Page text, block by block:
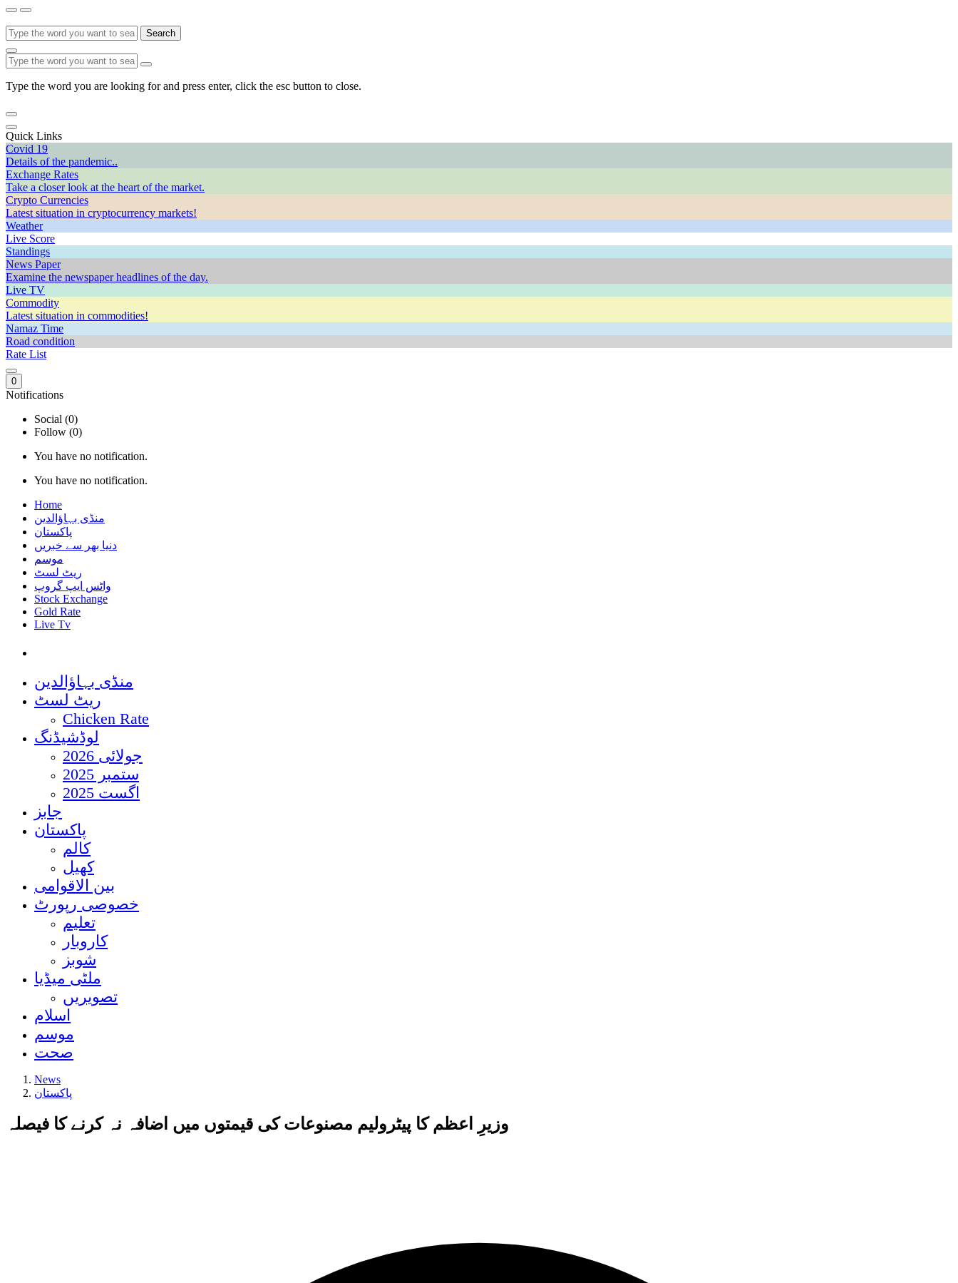
Search
Type the word you are looking for and press enter, click the esc button to close.
Quick Links
Covid 19
Details of the pandemic..
Exchange Rates
Take a closer look at the heart of the market.
Crypto Currencies
Latest situation in cryptocurrency markets!
Weather
Live Score
Standings
News Paper
Examine the newspaper headlines of the day.
Live TV
Commodity
Latest situation in commodities!
Namaz Time
Road condition
Rate List
0
Notifications
Social (0)
Follow (0)
You have no notification.
You have no notification.
Home
منڈی بہاؤالدین
پاکستان
دنیا بھر سے خبریں
موسم
ریٹ لسٹ
واٹس ایپ گروپ
Stock Exchange
Gold Rate
Live Tv
منڈی بہاؤالدین
ریٹ لسٹ
Chicken Rate
لوڈشیڈنگ
جولائی 2026
ستمبر 2025
اگست 2025
جابز
پاکستان
کالم
کھیل
بین الاقوامی
خصوصی رپورٹ
تعلیم
کاروبار
شوبز
ملٹی میڈیا
تصویریں
اسلام
موسم
صحت
News
پاکستان
وزیرِ اعظم کا پیٹرولیم مصنوعات کی قیمتوں میں اضافہ نہ کرنے کا فیصلہ